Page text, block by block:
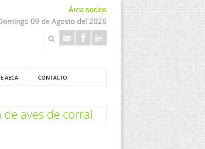
Área socios
09 de Agosto del 2026
AECA CONTACTO
de aves de corral